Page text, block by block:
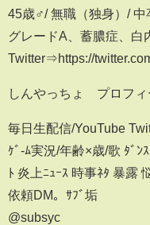
45歳♂/ 無職（独身）/ 中
グレードA、蓄膿症、
Twitter⇒https://
しんやっちょ プロフィ
毎日生配信/YouTube
ｹﾞ-ﾑ実況/年齢×歳/歌 ﾀﾞﾝ
ﾄ 炎上ﾆｭｰｽ 時事ﾈﾀ 暴露
依頼DM。ｻﾌﾞ垢
@subsyc